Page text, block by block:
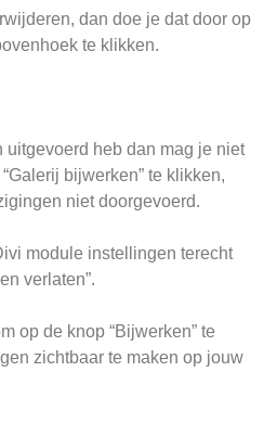
dan doe je dat door op
te klikken.
heb dan mag je niet
bijwerken” te klikken,
niet doorgevoerd.
module instellingen terecht
verlaten”.
op de knop “Bijwerken” te
zichtbaar te maken op jouw